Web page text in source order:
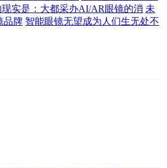
实是：大都采办AI/AR眼镜的消 未
品牌 智能眼镜无望成为人们生无处不